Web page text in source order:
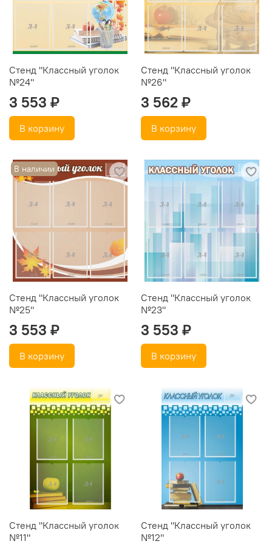
Стенд "Классный уголок
№24"
3 553 ₽
В корзину
Стенд "Классный уголок
№26"
3 562 ₽
В корзину
В наличии
Стенд "Классный уголок
№25"
3 553 ₽
В корзину
Стенд "Классный уголок
№23"
3 553 ₽
В корзину
Стенд "Классный уголок
№11"
Стенд "Классный уголок
№12"